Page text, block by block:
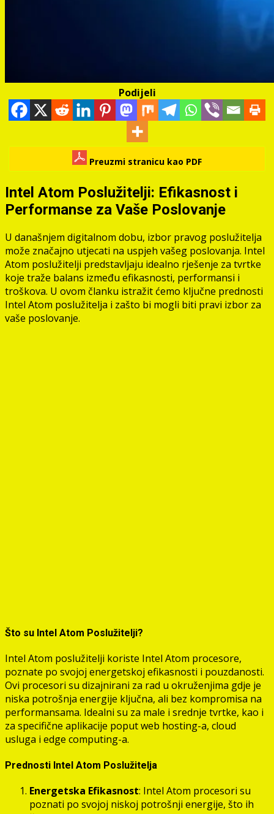
Podijeli
Preuzmi stranicu kao PDF
Intel Atom Poslužitelji: Efikasnost i
Performanse za Vaše Poslovanje
U današnjem digitalnom dobu, izbor pravog poslužitelja
može značajno utjecati na uspjeh vašeg poslovanja. Intel
Atom poslužitelji predstavljaju idealno rješenje za tvrtke
koje traže balans između efikasnosti, performansi i
troškova. U ovom članku istražit ćemo ključne prednosti
Intel Atom poslužitelja i zašto bi mogli biti pravi izbor za
vaše poslovanje.
Što su Intel Atom Poslužitelji?
Intel Atom poslužitelji koriste Intel Atom procesore,
poznate po svojoj energetskoj efikasnosti i pouzdanosti.
Ovi procesori su dizajnirani za rad u okruženjima gdje je
niska potrošnja energije ključna, ali bez kompromisa na
performansama. Idealni su za male i srednje tvrtke, kao i
za specifične aplikacije poput web hosting-a, cloud
usluga i edge computing-a.
Prednosti Intel Atom Poslužitelja
Energetska Efikasnost: Intel Atom procesori su
poznati po svojoj niskoj potrošnji energije, što ih